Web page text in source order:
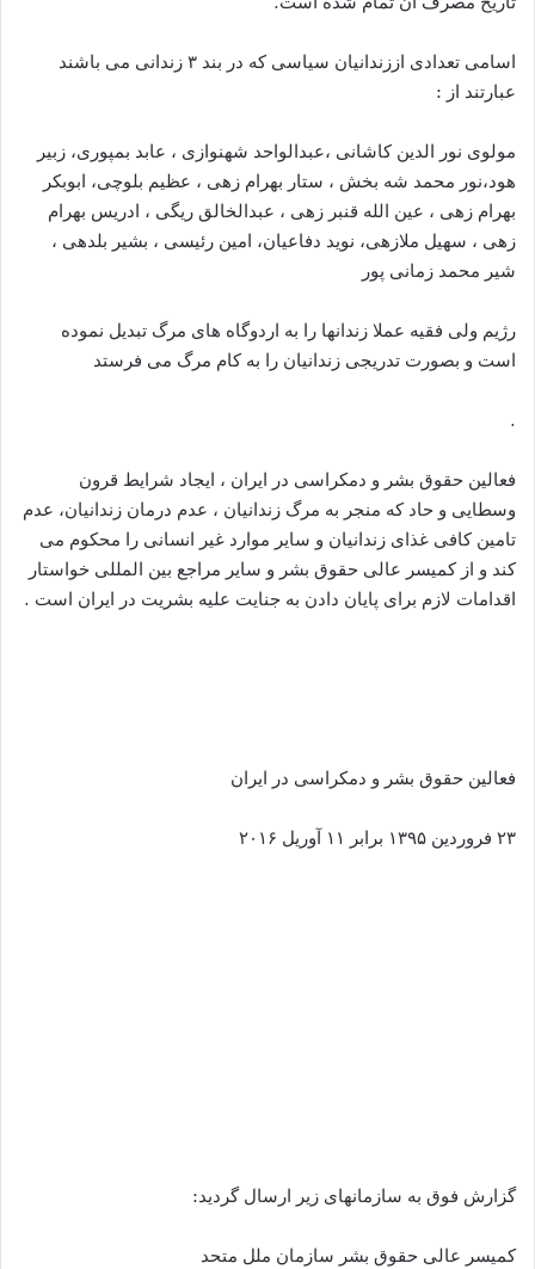
اسامی تعدادی اززندانیان سیاسی که در بند ۳ زندانی می باشند
عبارتند از :
مولوی نور الدین کاشانی ،عبدالواحد شهنوازی ، عابد بمپوری، زبیر
هود،نور محمد شه بخش ، ستار بهرام زهی ، عظیم بلوچی، ابوبکر
بهرام زهی ، عین الله قنبر زهی ، عبدالخالق ریگی ، ادریس بهرام
زهی ، سهیل ملازهی، نوید دفاعیان، امین رئیسی ، بشیر بلدهی ،
شیر محمد زمانی پور
رژیم ولی فقیه عملا زندانها را به اردوگاه های مرگ تبدیل نموده
است و بصورت تدریجی زندانیان را به کام مرگ می فرستد
.
فعالین حقوق بشر و دمکراسی در ایران ، ایجاد شرایط قرون
وسطایی و حاد که منجر به مرگ زندانیان ، عدم درمان زندانیان، عدم
تامین کافی غذای زندانیان و سایر موارد غیر انسانی را محکوم می
کند و از کمیسر عالی حقوق بشر و سایر مراجع بین المللی خواستار
اقدامات لازم برای پایان دادن به جنایت علیه بشریت در ایران است .
فعالین حقوق بشر و دمکراسی در ایران
۲۳ فروردین ۱۳۹۵ برابر ۱۱ آوریل ۲۰۱۶
گزارش فوق به سازمانهای زیر ارسال گردید:
کمیسر عالی حقوق بشر سازمان ملل متحد